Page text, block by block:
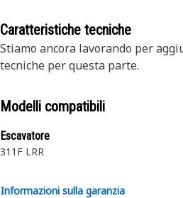
Caratteristiche tecniche
Stiamo ancora lavorando per
tecniche per questa parte.
Modelli compatibili
Escavatore
311F LRR
Informazioni sulla garanzia